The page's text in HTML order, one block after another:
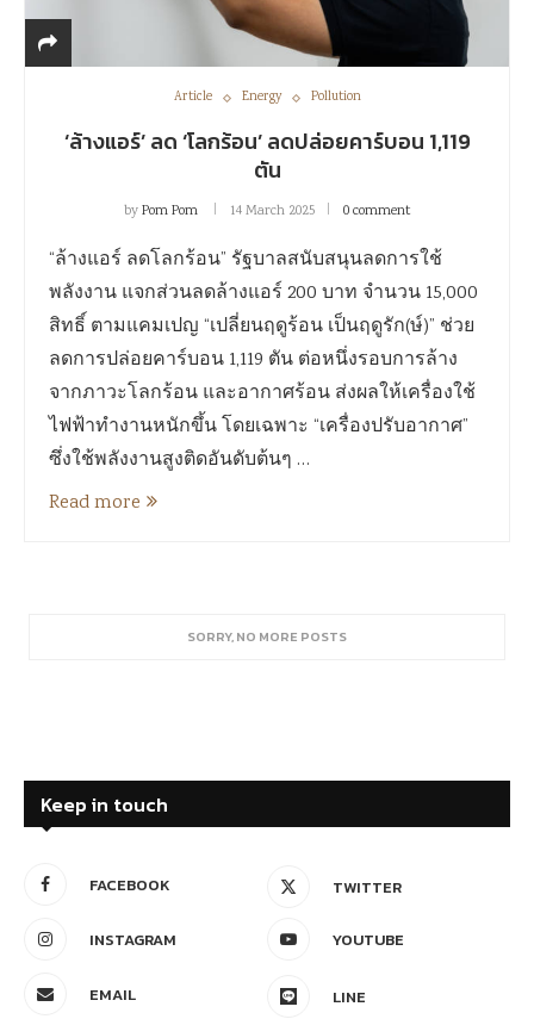
Article Energy Pollution
‘ล้างแอร์’ ลด ‘โลกร้อน’ ลดปล่อยคาร์บอน 1,119
ตัน
byPom Pom 14 March 2025 0 comment
“ล้างแอร์ ลดโลกร้อน” รัฐบาลสนับสนุนลดการใช้
พลังงาน แจกส่วนลดล้างแอร์ 200 บาท จำนวน 15,000
สิทธิ์ ตามแคมเปญ “เปลี่ยนฤดูร้อน เป็นฤดูรัก(ษ์)” ช่วย
ลดการปล่อยคาร์บอน 1,119 ตัน ต่อหนึ่งรอบการล้าง
จากภาวะโลกร้อน และอากาศร้อน ส่งผลให้เครื่องใช้
ไฟฟ้าทำงานหนักขึ้น โดยเฉพาะ “เครื่องปรับอากาศ”
ซึ่งใช้พลังงานสูงติดอันดับต้นๆ …
Read more
SORRY, NO MORE POSTS
Keep in touch
FACEBOOK TWITTER
INSTAGRAM YOUTUBE
EMAIL LINE